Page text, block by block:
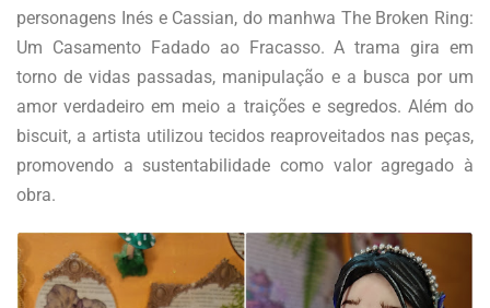
personagens Inés e Cassian, do manhwa The Broken Ring:
Um Casamento Fadado ao Fracasso. A trama gira em
torno de vidas passadas, manipulação e a busca por um
amor verdadeiro em meio a traições e segredos. Além do
biscuit, a artista utilizou tecidos reaproveitados nas peças,
promovendo a sustentabilidade como valor agregado à
obra.